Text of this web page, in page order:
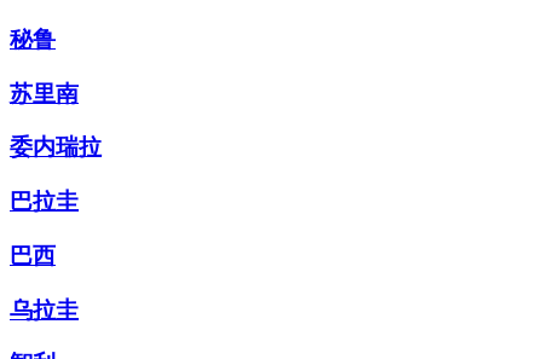
秘鲁
苏里南
委内瑞拉
巴拉圭
巴西
乌拉圭